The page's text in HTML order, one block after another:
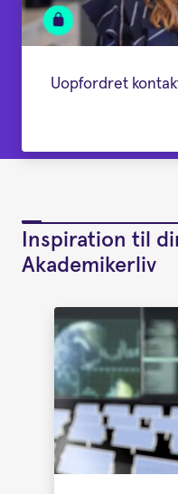
Uopfordret
Inspiration til
Akademikerliv